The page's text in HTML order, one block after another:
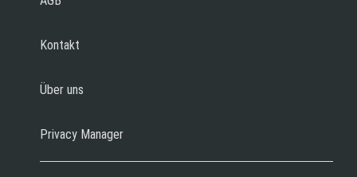
Kontakt
Über uns
Privacy Manager